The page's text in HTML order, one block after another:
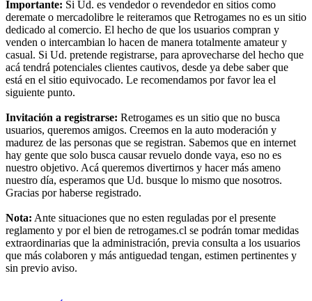
Importante: Si Ud. es vendedor o revendedor en sitios como
deremate o mercadolibre le reiteramos que Retrogames no es un sitio
dedicado al comercio. El hecho de que los usuarios compran y
venden o intercambian lo hacen de manera totalmente amateur y
casual. Si Ud. pretende registrarse, para aprovecharse del hecho que
acá tendrá potenciales clientes cautivos, desde ya debe saber que
está en el sitio equivocado. Le recomendamos por favor lea el
siguiente punto.
Invitación a registrarse: Retrogames es un sitio que no busca
usuarios, queremos amigos. Creemos en la auto moderación y
madurez de las personas que se registran. Sabemos que en internet
hay gente que solo busca causar revuelo donde vaya, eso no es
nuestro objetivo. Acá queremos divertirnos y hacer más ameno
nuestro día, esperamos que Ud. busque lo mismo que nosotros.
Gracias por haberse registrado.
Nota: Ante situaciones que no esten reguladas por el presente
reglamento y por el bien de retrogames.cl se podrán tomar medidas
extraordinarias que la administración, previa consulta a los usuarios
que más colaboren y más antiguedad tengan, estimen pertinentes y
sin previo aviso.